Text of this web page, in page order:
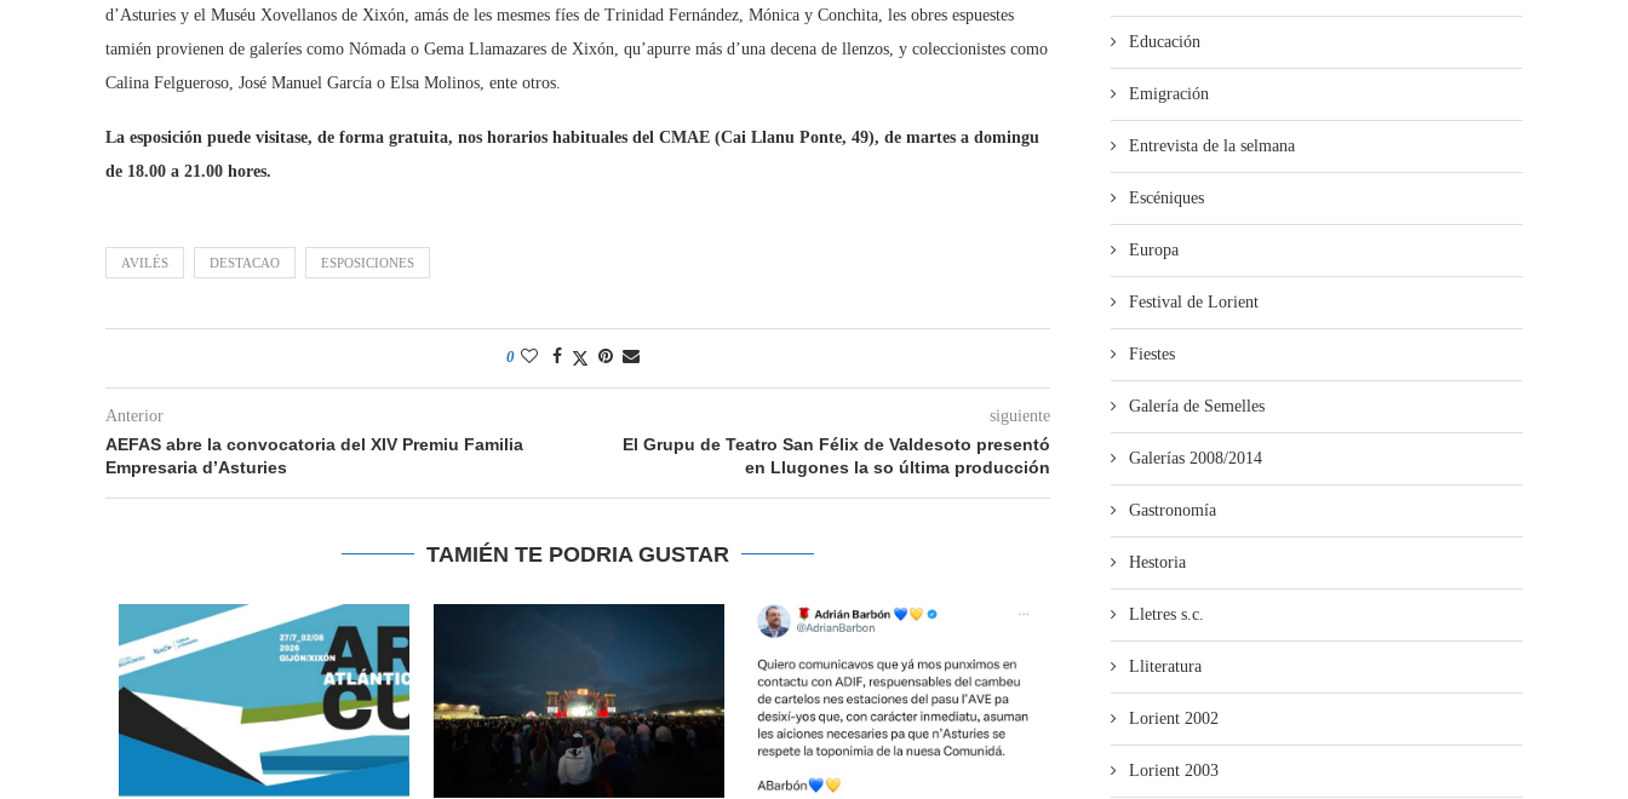
d’Asturies y el Muséu Xovellanos de Xixón, amás de les mesmes fíes de Trinidad Fernández, Mónica y Conchita, les obres espuestes
tamién provienen de galeríes como Nómada o Gema Llamazares de Xixón, qu’apurre más d’una decena de llenzos, y coleccionistes como
Calina Felgueroso, José Manuel García o Elsa Molinos, ente otros.
La esposición puede visitase, de forma gratuita, nos horarios habituales del CMAE (Cai Llanu Ponte, 49), de martes a domingu
de 18.00 a 21.00 hores.
AVILÉS DESTACAO ESPOSICIONES
0
Anterior
AEFAS abre la convocatoria del XIV Premiu Familia
Empresaria d’Asturies
siguiente
El Grupu de Teatro San Félix de Valdesoto presentó
en Llugones la so última producción
TAMIÉN TE PODRIA GUSTAR
Educación
Emigración
Entrevista de la selmana
Escéniques
Europa
Festival de Lorient
Fiestes
Galería de Semelles
Galerías 2008/2014
Gastronomía
Hestoria
Lletres s.c.
Lliteratura
Lorient 2002
Lorient 2003